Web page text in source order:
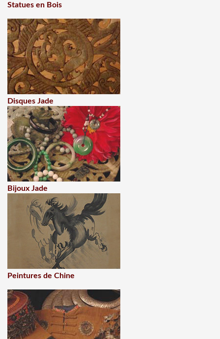
Statues en Bois
Disques Jade
Bijoux Jade
Peintures de Chine